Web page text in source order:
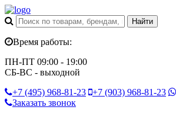
Время работы:
ПН-ПТ 09:00 - 19:00
СБ-ВС - выходной
+7 (495) 968-81-23 +7 (903) 968-81-23
Заказать звонок